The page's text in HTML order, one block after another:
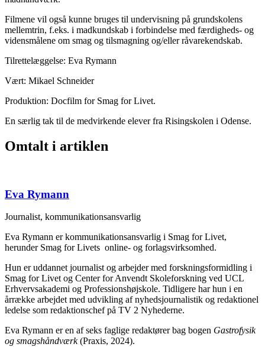
Filmene vil også kunne bruges til undervisning på grundskolens
mellemtrin, f.eks. i madkundskab i forbindelse med færdigheds- og
vidensmålene om smag og tilsmagning og/eller råvarekendskab.
Tilrettelæggelse: Eva Rymann
Vært: Mikael Schneider
Produktion: Docfilm for Smag for Livet.
En særlig tak til de medvirkende elever fra Risingskolen i Odense.
Omtalt i artiklen
Eva Rymann
Journalist, kommunikationsansvarlig
Eva Rymann er kommunikationsansvarlig i Smag for Livet,
herunder Smag for Livets online- og forlagsvirksomhed.
Hun er uddannet journalist og arbejder med forskningsformidling i
Smag for Livet og Center for Anvendt Skoleforskning ved UCL
Erhvervsakademi og Professionshøjskole. Tidligere har hun i en
årrække arbejdet med udvikling af nyhedsjournalistik og redaktionel
ledelse som redaktionschef på TV 2 Nyhederne.
Eva Rymann er en af seks faglige redaktører bag bogen Gastrofysik
og smagshåndværk(Praxis, 2024).